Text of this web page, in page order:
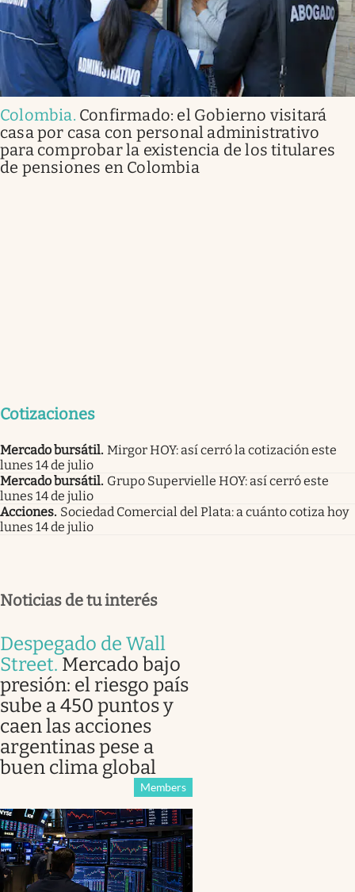
Colombia. Confirmado: el Gobierno visitará
casa por casa con personal administrativo
para comprobar la existencia de los titulares
de pensiones en Colombia
Cotizaciones
Mercado bursátil. Mirgor HOY: así cerró la cotización este
lunes 14 de julio
Mercado bursátil. Grupo Supervielle HOY: así cerró este
lunes 14 de julio
Acciones. Sociedad Comercial del Plata: a cuánto cotiza hoy
lunes 14 de julio
Noticias de tu interés
Despegado de Wall
Street. Mercado bajo
presión: el riesgo país
sube a 450 puntos y
caen las acciones
argentinas pese a
buen clima global
Members